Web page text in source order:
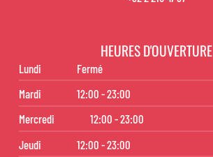
HEURES D'OUVERTURE
Lundi
Fermé
Mardi
12:00 - 23:00
Mercredi
12:00 - 23:00
Jeudi
12:00 - 23:00